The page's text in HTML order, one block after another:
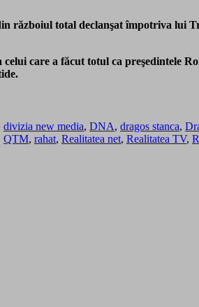
războiul total declanşat împotriva lui
care a făcut totul ca preşedintele
divizia new media, DNA, dragos stanca,
QTM, rahat, Realitatea net, Realitatea TV,